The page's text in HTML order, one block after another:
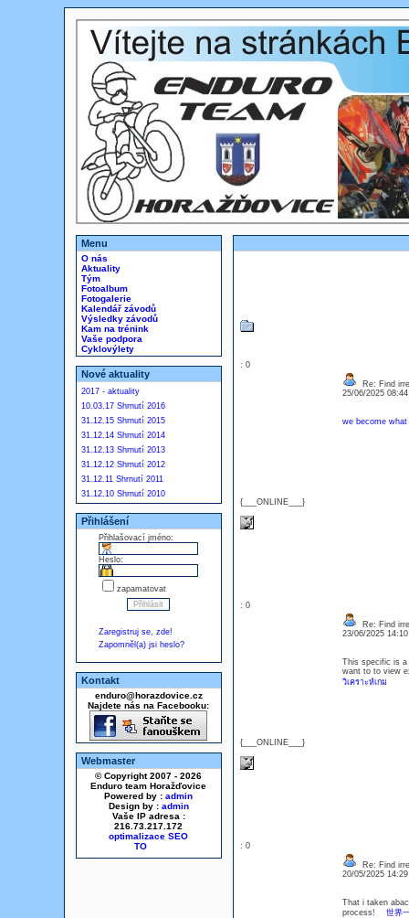
Menu
O nás
Aktuality
Tým
Fotoalbum
Fotogalerie
Kalendář závodů
Výsledky závodů
Kam na trénink
Vaše podpora
Cyklovýlety
Nové aktuality
2017 - aktuality
10.03.17 Shrnutí 2016
31.12.15 Shrnutí 2015
31.12.14 Shrnutí 2014
31.12.13 Shrnutí 2013
31.12.12 Shrnutí 2012
31.12.11 Shrnutí 2011
31.12.10 Shrnutí 2010
Přihlášení
Přihlašovací jméno:
Heslo:
zapamatovat
Zaregistruj se, zde!
Zapomněl(a) jsi heslo?
Kontakt
enduro@horazdovice.cz
Najdete nás na Facebooku:
Webmaster
© Copyright 2007 - 2026
Enduro team Horažďovice
Powered by : admin
Design by : admin
Vaše IP adresa :
216.73.217.172
optimalizace SEO
: 0
{___ONLINE___}
Re: Find
25/06/2025
we become what
: 0
{___ONLINE___}
Re: Find
23/06/2025
This specific is a
want to to view
วิเคราะห์เกม
: 0
Re: Find
20/05/2025
That i taken
process! 世界